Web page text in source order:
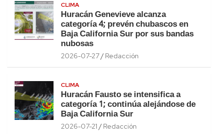
CLIMA
Huracán Genevieve alcanza
categoría 4; prevén chubascos en
Baja California Sur por sus bandas
nubosas
2026-07-27 Redacción
CLIMA
Huracán Fausto se intensifica a
categoría 1; continúa alejándose de
Baja California Sur
2026-07-21 Redacción